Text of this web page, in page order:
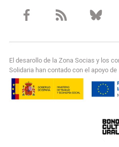
El desarollo de la Zona Socias y los
Solidaria han contado con el apoyo de